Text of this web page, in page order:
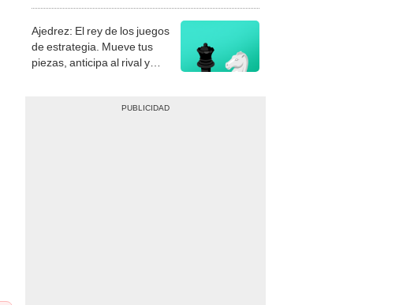
Ajedrez: El rey de los juegos
de estrategia. Mueve tus
piezas, anticipa al rival y